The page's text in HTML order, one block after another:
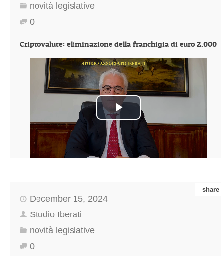
novità legislative
0
Criptovalute: eliminazione della franchigia di euro 2.000
Play
Video
share
December 15, 2024
Studio Iberati
novità legislative
0